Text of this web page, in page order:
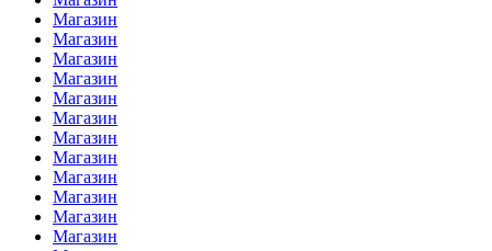
Магазин
Магазин
Магазин
Магазин
Магазин
Магазин
Магазин
Магазин
Магазин
Магазин
Магазин
Магазин